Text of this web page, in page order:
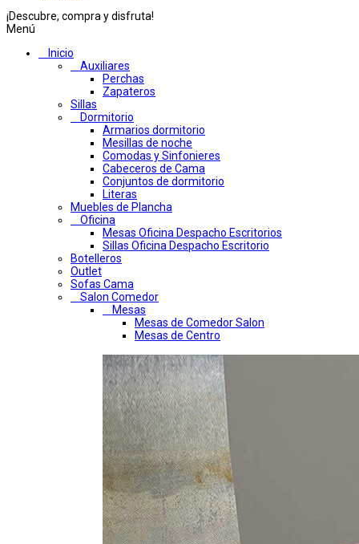
¡Descubre, compra y disfruta!
Menú
Inicio
Auxiliares
Perchas
Zapateros
Sillas
Dormitorio
Armarios dormitorio
Mesillas de noche
Comodas y Sinfonieres
Cabeceros de Cama
Conjuntos de dormitorio
Literas
Muebles de Plancha
Oficina
Mesas Oficina Despacho Escritorios
Sillas Oficina Despacho Escritorio
Botelleros
Outlet
Sofas Cama
Salon Comedor
Mesas
Mesas de Comedor Salon
Mesas de Centro